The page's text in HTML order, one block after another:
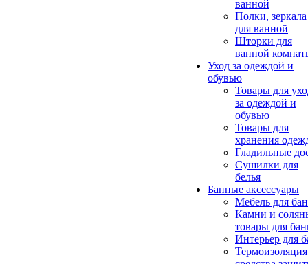
ванной
Полки, зеркала
для ванной
Шторки для
ванной
Уход за одеждой и
обувью
Товары для
за одеждой и
обувью
Товары для
хранения
Гладильные
Сушилки для
белья
Банные аксессуары
Мебель для
Камни и
товары для
Интерьер для